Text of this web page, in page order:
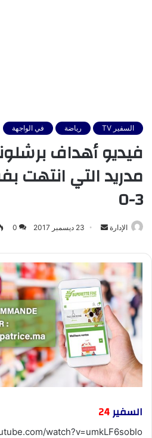
السفير TV رياضة في الواجهة
فيديو أهداف
مدريد التي انتهت
3-0
الإدارة
أرسل
إلكترونيا
23 ديسمبر 2017 0
السفير24
watch?v=umkLF6sobIo